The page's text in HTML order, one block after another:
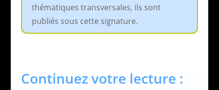
thématiques transversales, ils sont
publiés sous cette signature.
Continuez votre lecture :